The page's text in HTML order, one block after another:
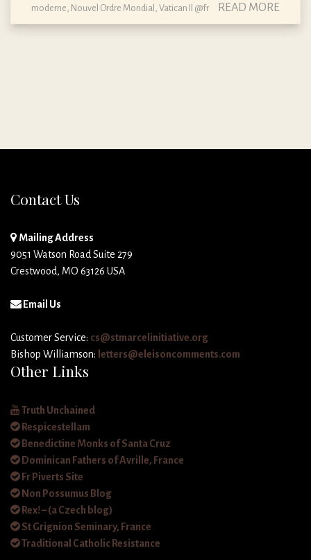
moderne Nouvel Ordre Mondial Vatican II @fr READ MORE
Contact Us
Mailing Address
9051 Watson Road Suite 279
Crestwood, MO 63126 USA
Email Us
Customer Service: cs@stmarcelinitiative.org
Bishop Williamson: letters@eleisoncomments.com
Other Links
Truth Unchained
Respicestellam
Benedictine Monks of Santa Cruz
Dominican Fathers of Avrille, France
Fr Piverts Site
Non Possumus Blog
Rex! – (a Czech blog)
St Grignion Seminary, France
Traditional Catholic Resistance